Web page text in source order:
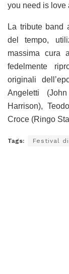
you need is love
La tribute band
del tempo,
massima cura
fedelmente
originali
Angeletti
Harrison),
Croce (Ringo
Tags: Festival